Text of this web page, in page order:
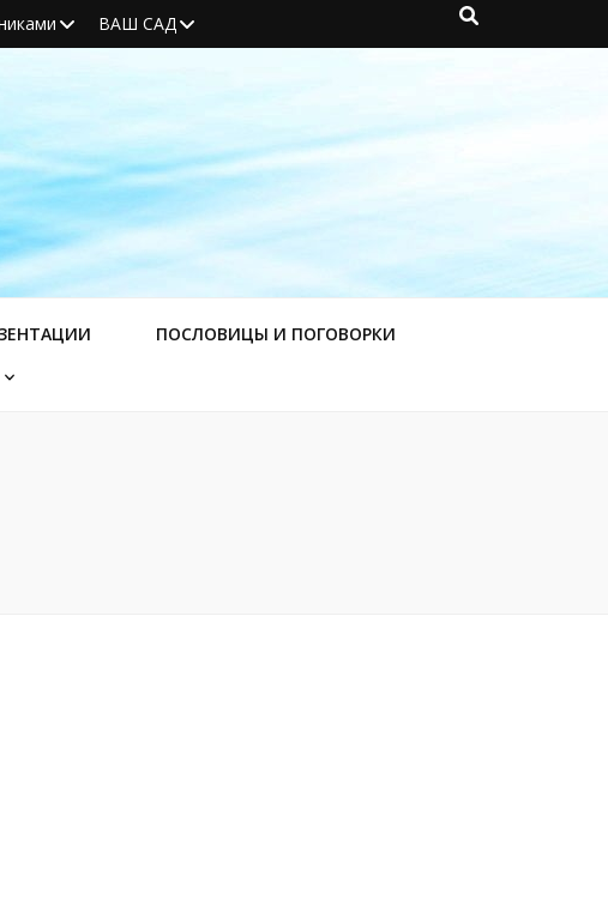
ВАШ САД
ПОСЛОВИЦЫ И ПОГОВОРКИ